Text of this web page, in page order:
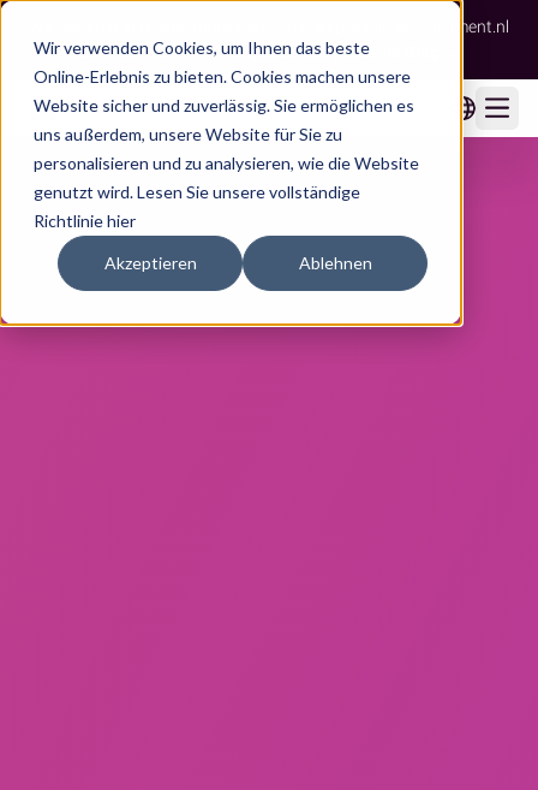
Wir verwenden Cookies, um Ihnen das beste
Online-Erlebnis zu bieten. Cookies machen unsere
Website sicher und zuverlässig. Sie ermöglichen es
uns außerdem, unsere Website für Sie zu
personalisieren und zu analysieren, wie die Website
genutzt wird.Lesen Sie unsere vollständige
Richtlinie hier
Akzeptieren Ablehnen
Wir haben den niederländischen Logistikspezialisten Fulfilment.nl
übernommen 🇳🇱 Die ganze Story jetzt im Blog →